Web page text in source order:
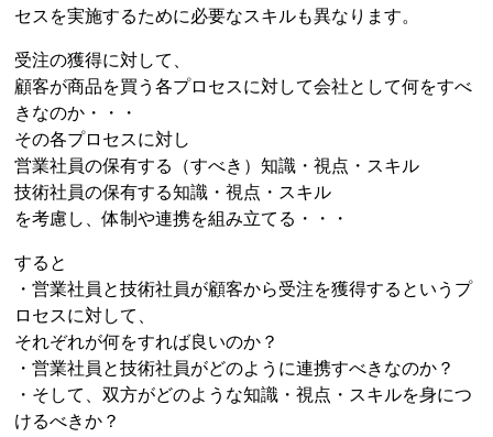
セスを実施するために必要なスキルも異なります。
受注の獲得に対して、
顧客が商品を買う各プロセスに対して会社として何をすべ
きなのか・・・
その各プロセスに対し
営業社員の保有する（すべき）知識・視点・スキル
技術社員の保有する知識・視点・スキル
を考慮し、体制や連携を組み立てる・・・
すると
・営業社員と技術社員が顧客から受注を獲得するというプ
ロセスに対して、
それぞれが何をすれば良いのか？
・営業社員と技術社員がどのように連携すべきなのか？
・そして、双方がどのような知識・視点・スキルを身につ
けるべきか？